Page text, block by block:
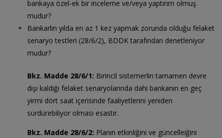
bankaya özel-ek bir inceleme ve/veya yaptırım olmuş
mudur?
Bankarlın yılda en az 1 kez yapmak zorunda olduğu felaket
senaryo testleri (28/6/2), BDDK tarafından denetleniyor
mudur?
Bkz. Madde 28/6/1: Birincil sistemerlin tamamen devre
dışı kaldığı felaket senaryolarında dahi bankanın en geç
yirmi dört saat içerisinde faaliyetlerini yeniden
sürdürebiliyor olması esastır.
Bkz. Madde 28/6/2: Planın etkinliğini ve güncelleiğini